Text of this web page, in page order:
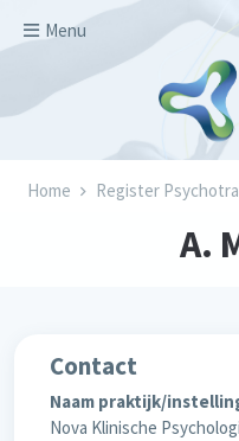
Menu
Kruimelpad
Home Register
A.
Contact
Naam praktijk/
Nova Klinische